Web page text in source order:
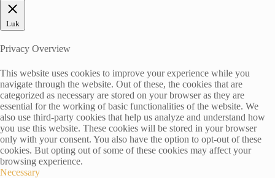
Luk
Privacy Overview
This website uses cookies to improve your experience while you
navigate through the website. Out of these, the cookies that are
categorized as necessary are stored on your browser as they are
essential for the working of basic functionalities of the website. We
also use third-party cookies that help us analyze and understand how
you use this website. These cookies will be stored in your browser
only with your consent. You also have the option to opt-out of these
cookies. But opting out of some of these cookies may affect your
browsing experience.
Necessary